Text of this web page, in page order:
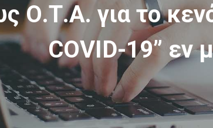
Ο.Τ.Α. για το
COVID-19” εν